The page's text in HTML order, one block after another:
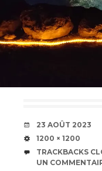
DATE
23 AOÛT 2023
TAILLE
1200 × 1200
TRACKBACKS
UN